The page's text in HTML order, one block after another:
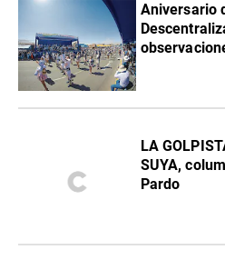
Aniversario
LA
SUYA,
Pardo